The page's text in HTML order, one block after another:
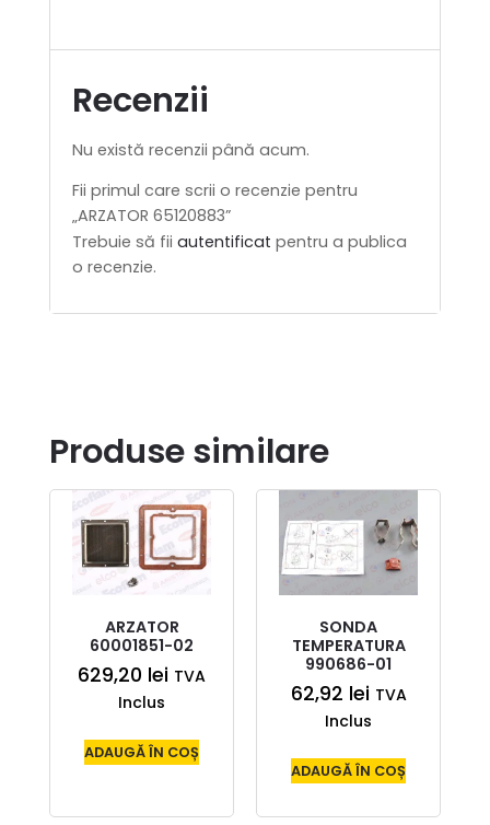
Recenzii
Nu există recenzii până acum.
Fii primul care scrii o recenzie pentru
„ARZATOR 65120883”
Trebuie să fii autentificat pentru a publica
o recenzie.
Produse similare
ARZATOR
60001851-02
629,20 lei TVA
Inclus
ADAUGĂ ÎN COȘ
SONDA
TEMPERATURA
990686-01
62,92 lei TVA
Inclus
ADAUGĂ ÎN COȘ